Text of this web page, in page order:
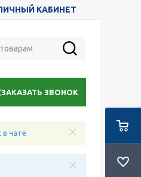
КАБИНЕТ
ЗАКАЗАТЬ ЗВОНОК
в чате